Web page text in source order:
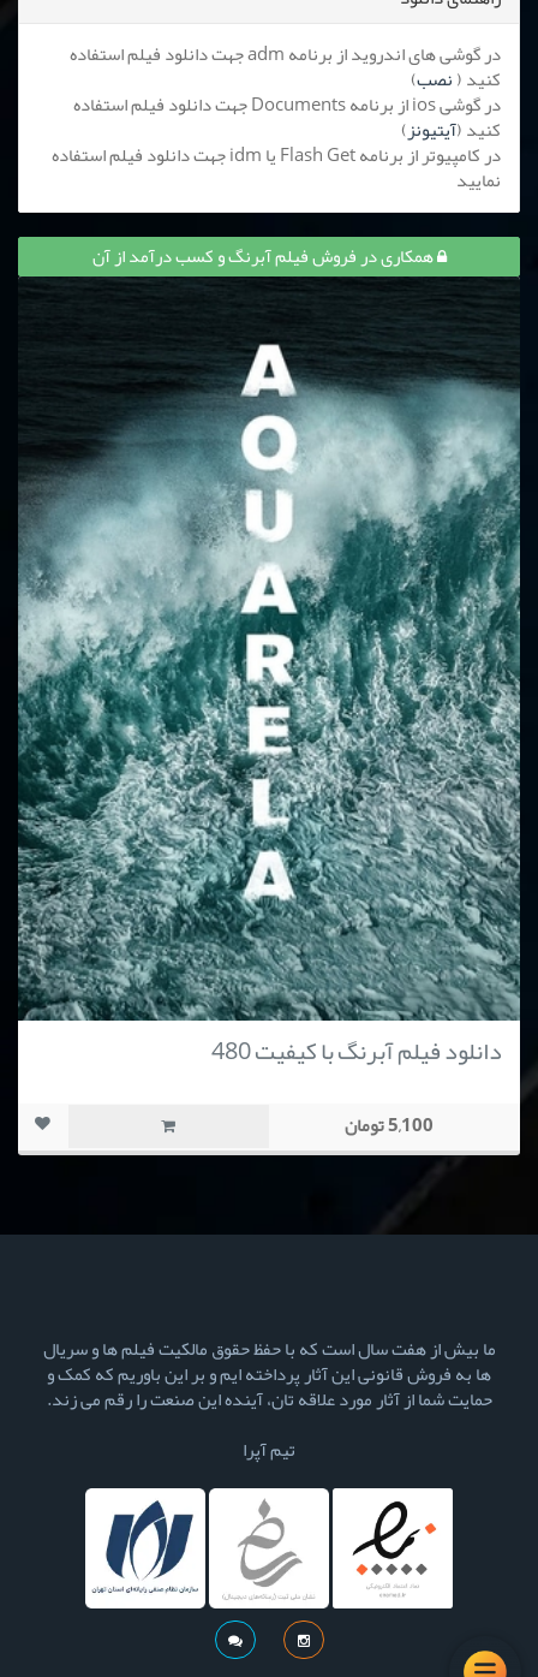
در گوشی های اندروید از برنامه adm جهت دانلود فیلم استفاده
کنید (نصب)
در گوشی ios از برنامه Documents جهت دانلود فیلم استفاده
کنید (آیتیونز)
در کامپیوتر از برنامه Flash Get یا idm جهت دانلود فیلم استفاده
نمایید
همکاری در فروش فیلم آبرنگ و کسب درآمد از آن
دانلود فیلم آبرنگ با کیفیت 480
5,100 تومان
ما بیش از هفت سال است که با حفظ حقوق مالکیت فیلم ها و سریال
ها به فروش قانونی این آثار پرداخته ایم و بر این باوریم که کمک و
حمایت شما از آثار مورد علاقه تان، آینده این صنعت را رقم می زند.
تیم آپرا